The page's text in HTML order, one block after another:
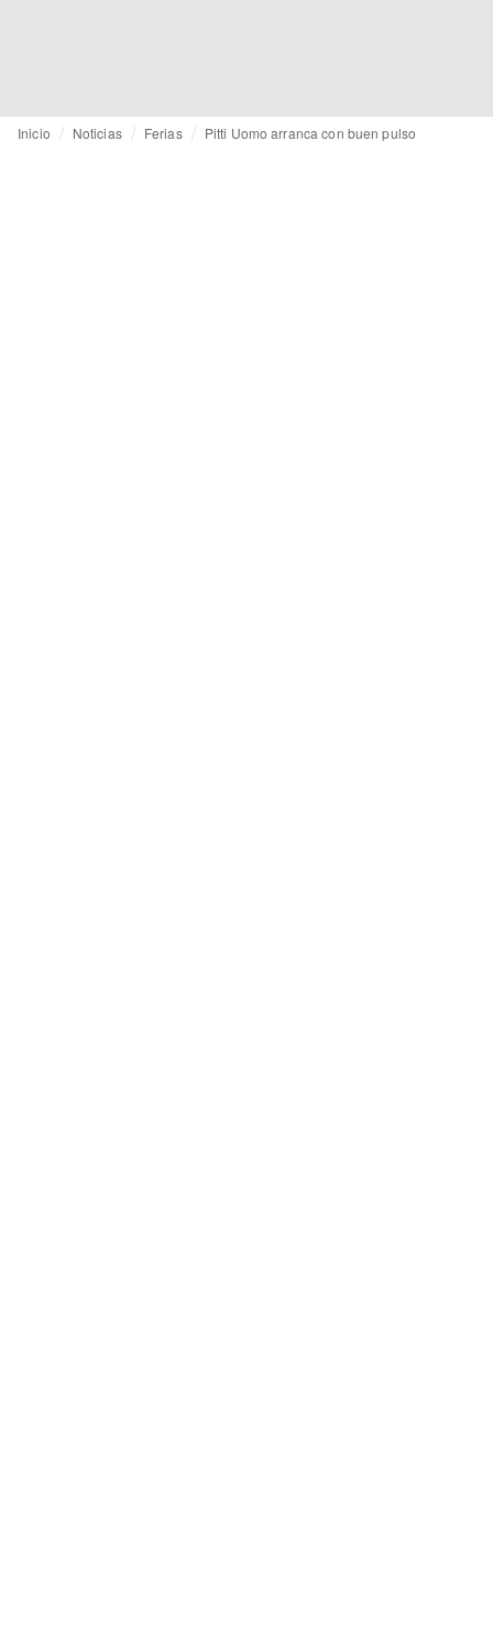
Inicio Noticias Ferias Pitti Uomo arranca con buen pulso